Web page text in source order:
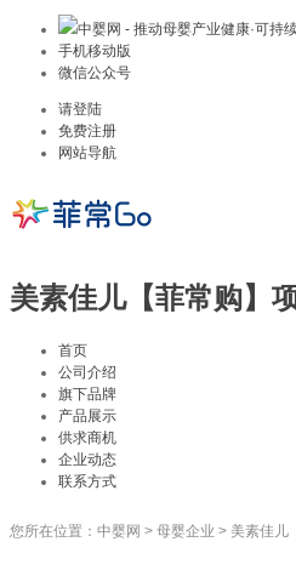
中婴网 - 推动母婴产业健康·可持
手机移动版
微信公众号
请登陆
免费注册
网站导航
美素佳儿【菲常购】
首页
公司介绍
旗下品牌
产品展示
供求商机
企业动态
联系方式
您所在位置： 中婴网 > 母婴企业 > 美素佳儿